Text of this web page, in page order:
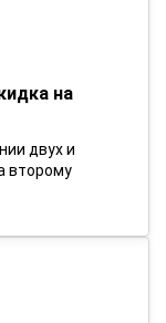
на
двух и
второму